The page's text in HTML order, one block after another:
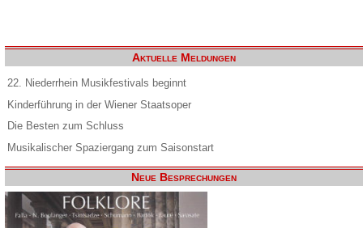
Aktuelle Meldungen
22. Niederrhein Musikfestivals beginnt
Kinderführung in der Wiener Staatsoper
Die Besten zum Schluss
Musikalischer Spaziergang zum Saisonstart
Neue Besprechungen